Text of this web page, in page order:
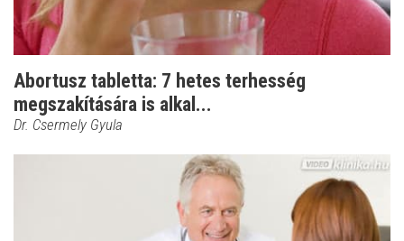
Abortusz tabletta: 7 hetes terhesség
megszakítására is alkal...
Dr. Csermely Gyula